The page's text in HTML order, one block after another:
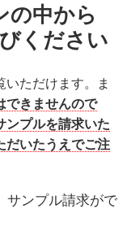
の中から
ください
ただけます。ま
できませんので
ンプルを請求いた
だいたうえでご注
サンプル請求がで